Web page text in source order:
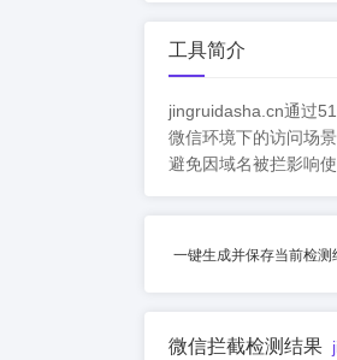
工具简介
jingruidasha.cn通过
微信环境下的访问场
避免因域名被拦影响
一键生成并保存当前检
微信拦截检测结果